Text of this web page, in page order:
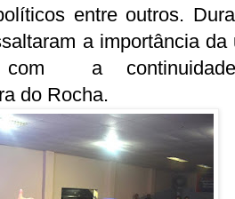
entre outros.
a importância da
com a
do Rocha.